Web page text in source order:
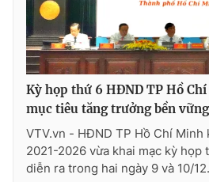
Ðiện thoại Thời báo VTV:024.66 897
Email: toasoan@vtv.vn
Liên hệ quảng cáo:024-7300.7108
Kỳ họp thứ 6 HĐND TP Hồ
mục tiêu tăng trưởng bền
VTV.vn - HĐND TP Hồ Chí Minh
2021-2026 vừa khai mạc kỳ họp
diễn ra trong hai ngày 9 và 10/12.